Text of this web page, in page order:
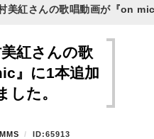
美紅さんの歌唱動画が『on
美紅さんの歌
』に1本追加
した。
ID:65913